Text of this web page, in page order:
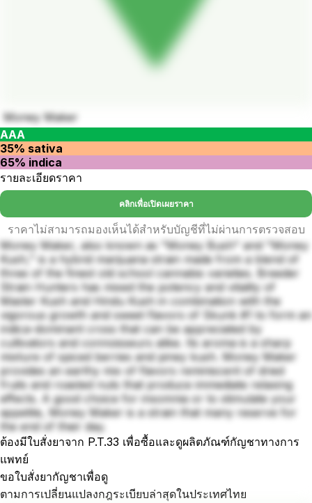
Money Maker
AAA
35% sativa
65% indica
รายละเอียดราคา
คลิกเพื่อเปิดเผยราคา
ราคาไม่สามารถมองเห็นได้สำหรับบัญชีที่ไม่ผ่านการตรวจสอบ
Money Maker, also known as "Money Bush" and "Money
Kush," is a hybrid marijuana strain made from a blend of
three of the finest old school cannabis varieties. Breeder
Strain Hunters has mixed the potency and vitality of
Master Kush and Hindu Kush in combination with the
vigorous growth and sweet flavors of Skunk #1 to form an
indica-dominant cross that can be appreciated by
cultivators and connoisseurs alike. Its aroma is a sharp
mixture of spiced berries and piney kush. Money Maker
provides an earthy mix of flavors reminiscent of dried
fruits and roasted nuts that produce immediate relaxing
effects. A good choice for insomnia or to stimulate your
appetite, Money Maker is a strain that many reserve for
the end of their day.
ต้องมีใบสั่งยาจาก P.T.33 เพื่อซื้อและดูผลิตภัณฑ์กัญชาทางการ
แพทย์
ขอใบสั่งยากัญชาเพื่อดู
ตามการเปลี่ยนแปลงกฎระเบียบล่าสุดในประเทศไทย